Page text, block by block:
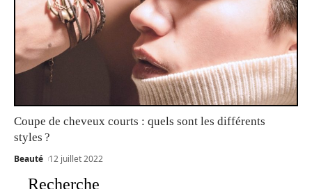
Coupe de cheveux courts : quels sont les différents
styles ?
Beauté 12 juillet 2022
Recherche